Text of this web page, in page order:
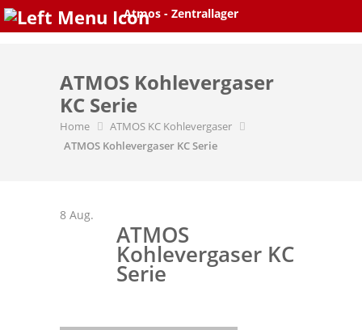
Skip
ATMOS Kohlevergaser
KC Serie
Home
ATMOS KC Kohlevergaser
ATMOS Kohlevergaser KC Serie
8 Aug.
ATMOS
Kohlevergaser KC
Serie
Atmos - Zentrallager